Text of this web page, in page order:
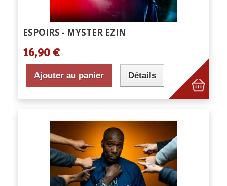
ESPOIRS - MYSTER EZIN
16,90 €
Ajouter au panier Détails